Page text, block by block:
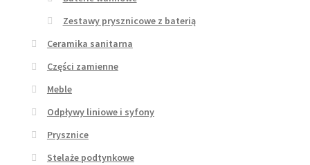
Zestawy prysznicowe z baterią
Ceramika sanitarna
Części zamienne
Meble
Odpływy liniowe i syfony
Prysznice
Stelaże podtynkowe